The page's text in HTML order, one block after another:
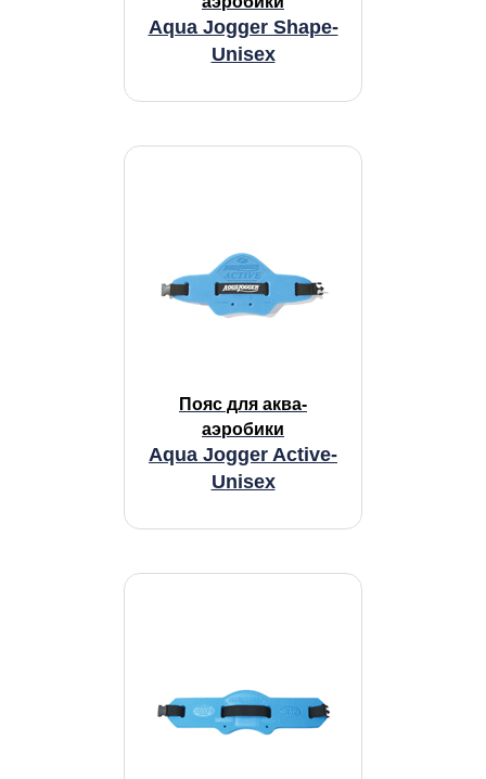
Aqua Jogger Shape-
Unisex
Пояс для аква-
аэробики
Aqua Jogger Active-
Unisex